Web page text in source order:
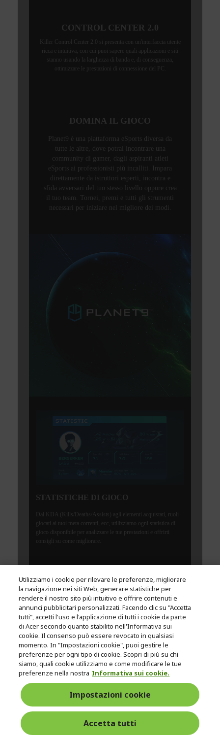
Utilizziamo i cookie per rilevare le preferenze, migliorare
la navigazione nei siti Web, generare statistiche per
rendere il nostro sito più intuitivo e offrire contenuti e
annunci pubblicitari personalizzati. Facendo clic su "Accetta
tutti", accetti l'uso e l'applicazione di tutti i cookie da parte
di Acer secondo quanto stabilito nell'Informativa sui
cookie. Il consenso può essere revocato in qualsiasi
momento. In "Impostazioni cookie", puoi gestire le
preferenze per ogni tipo di cookie. Scopri di più su chi
siamo, quali cookie utilizziamo e come modificare le tue
preferenze nella nostra Informativa sui cookie.
Impostazioni cookie
Accetta tutti